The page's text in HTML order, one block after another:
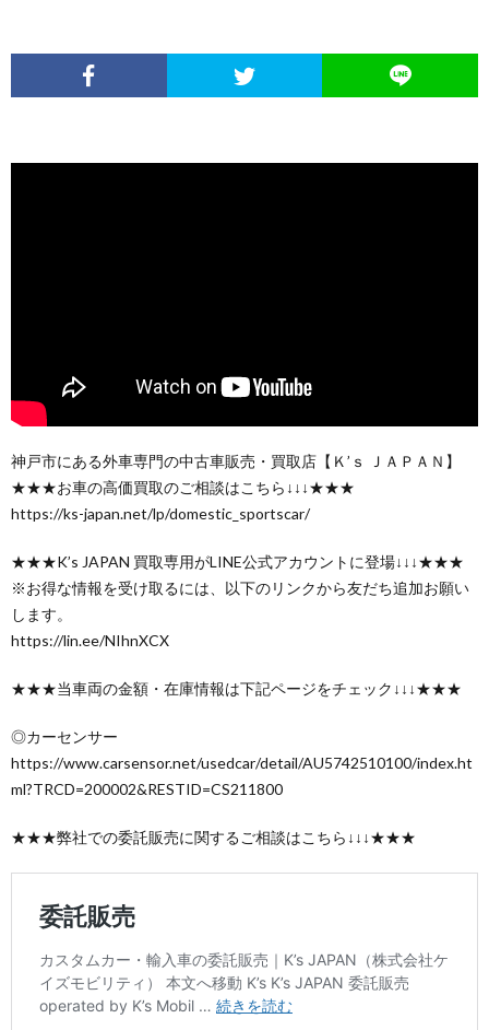
神戸市にある外車専門の中古車販売・買取店【Ｋ’ｓ ＪＡＰＡＮ】
★★★お車の高価買取のご相談はこちら↓↓↓★★★
https://ks-japan.net/lp/domestic_sportscar/
★★★K’s JAPAN 買取専用がLINE公式アカウントに登場↓↓↓★★★
※お得な情報を受け取るには、以下のリンクから友だち追加お願い
します。
https://lin.ee/NIhnXCX
★★★当車両の金額・在庫情報は下記ページをチェック↓↓↓★★★
◎カーセンサー
https://www.carsensor.net/usedcar/detail/AU5742510100/index.ht
ml?TRCD=200002&RESTID=CS211800
★★★弊社での委託販売に関するご相談はこちら↓↓↓★★★